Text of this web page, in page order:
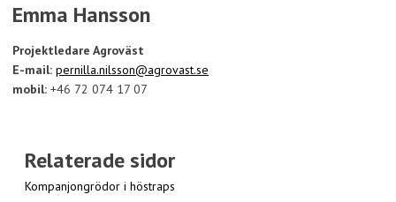
Emma Hansson
Projektledare Agroväst
E-mail: pernilla.nilsson@agrovast.se
mobil: +46 72 074 17 07
Relaterade sidor
Kompanjongrödor i höstraps